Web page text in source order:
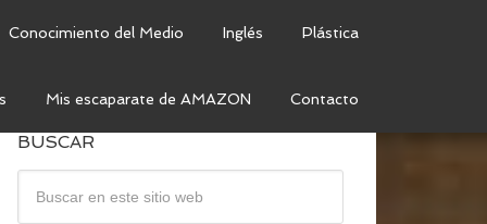
Conocimiento del Medio Inglés Plástica
Mis escaparate de AMAZON Contacto
BUSCAR